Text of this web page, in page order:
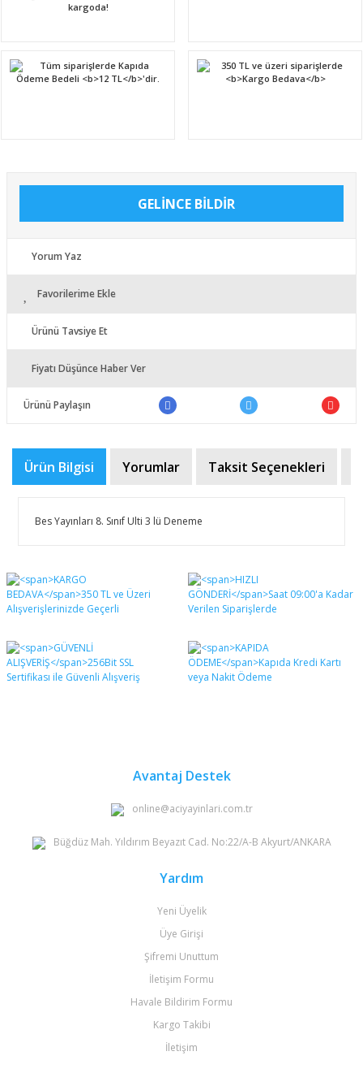
GELİNCE BİLDİR
Yorum Yaz
Favorilerime Ekle
Ürünü Tavsiye Et
Fiyatı Düşünce Haber Ver
Ürünü Paylaşın
Ürün Bilgisi Yorumlar Taksit Seçenekleri
Bes Yayınları 8. Sınıf Ulti 3 lü Deneme
Bu ürüne ilk yorumu siz yapın!
Yorum Yaz
Bu ürünün fiyat bilgisi, resim, ürün açıklamalarında ve
diğer konularda yetersiz gördüğünüz noktaları öneri
formunu kullanarak tarafımıza iletebilirsiniz.
Görüş ve önerileriniz için teşekkür ederiz.
Ürün resmi kalitesiz, bozuk veya görüntülenemiyor.
Ürün açıklamasında eksik bilgiler bulunuyor.
Avantaj Destek
online@aciyayinlari.com.tr
Büğdüz Mah. Yıldırım Beyazıt Cad. No:22/A-B Akyurt/ANKARA
Yardım
Yeni Üyelik
Üye Girişi
Şifremi Unuttum
İletişim Formu
Havale Bildirim Formu
Kargo Takibi
İletişim